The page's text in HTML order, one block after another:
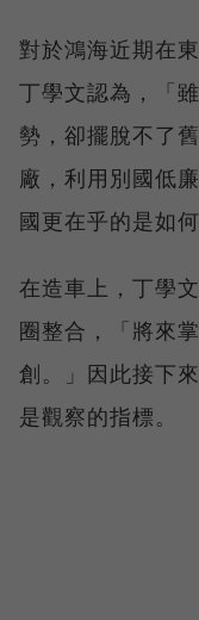
對於鴻海近期在
丁學文認為，「
勢，卻擺脫不了
廠，利用別國低
國更在乎的是如
在造車上，丁學
圈整合，「將來
創。」因此接下
是觀察的指標。